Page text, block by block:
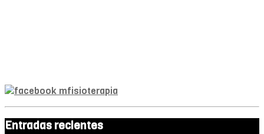
Entradas recientes